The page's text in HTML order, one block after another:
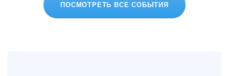
ПОСМОТРЕТЬ ВСЕ СОБЫТИЯ